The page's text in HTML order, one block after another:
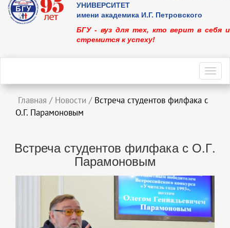
УНИВЕРСИТЕТ
имени академика И.Г. Петровского
БГУ - вуз для тех, кто верит в себя и
стремится к успеху!
Главная / Новости / Встреча студентов филфака с
О.Г. Парамоновым
Встреча студентов филфака с О.Г.
Парамоновым